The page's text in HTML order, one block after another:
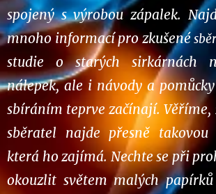
spojený s výrobou zápalek.
mnoho informací pro zkušené
studie o starých sirkárnách
nálepek, ale i návody a
sbíráním teprve začínají. Věříme,
sběratel najde přesně takovou
která ho zajímá. Nechte se při
okouzlit světem malých